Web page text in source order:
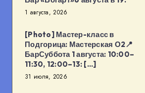
1 августа, 2026
[Photo] Мастер-класс в
Подгорица: Мастерская О2📍
БарСуббота 1 августа: 10:00–
11:30, 12:00–13: […]
31 июля, 2026